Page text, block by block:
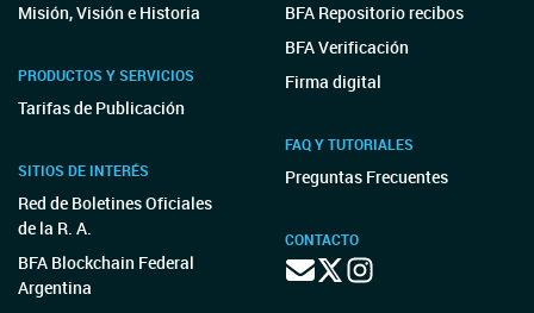
Misión, Visión e Historia
PRODUCTOS Y SERVICIOS
Tarifas de Publicación
SITIOS DE INTERÉS
Red de Boletines Oficiales
de la R. A.
BFA Blockchain Federal
Argentina
BFA Repositorio recibos
BFA Verificación
Firma digital
FAQ Y TUTORIALES
Preguntas Frecuentes
CONTACTO